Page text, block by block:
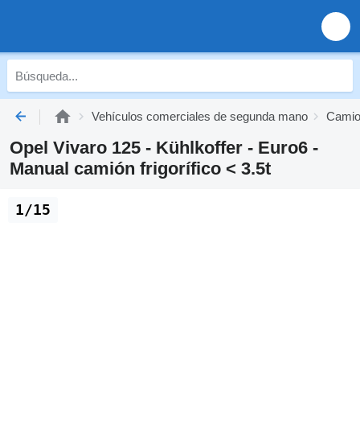
Vehículos comerciales de segunda mano
Opel Vivaro 125 - Kühlkoffer - Euro6 -
Manual camión frigorífico < 3.5t
1/15